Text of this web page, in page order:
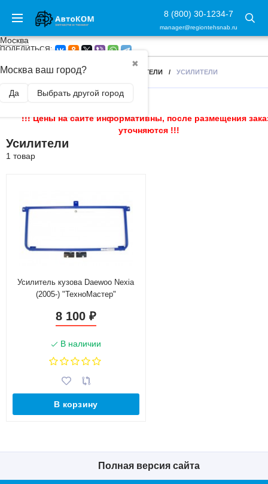
8 (800) 30-1234-7
manager@regiontehsnab.ru
Москва
✖
Москва ваш город?
Да Выбрать другой город
ПОДЕЛИТЬСЯ:
ГЛАВНАЯ / РАСТЯЖКИ, УПОРЫ, УСИЛИТЕЛИ / УСИЛИТЕЛИ
!!! Цены на сайте информативны, после размещения
уточняются !!!
Усилители
1 товар
Усилитель кузова Daewoo Nexia
(2005-) "ТехноМастер"
8 100 ₽
В наличии
В корзину
Полная версия сайта